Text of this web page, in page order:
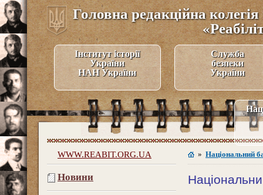
Головна редакційна
Інститут історії
України
НАН України
Служба
безпеки
України
WWW.REABIT.ORG.UA » Національний
Новини